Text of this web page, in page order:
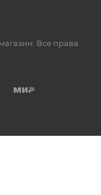
Все права